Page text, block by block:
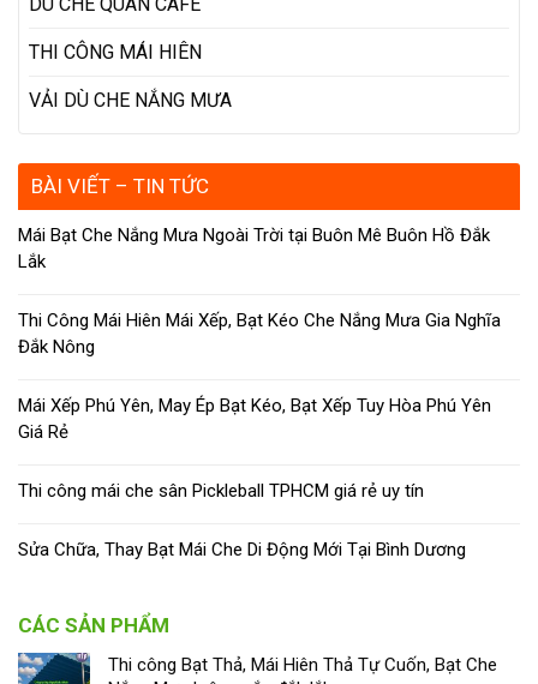
THI CÔNG MÁI HIÊN
VẢI DÙ CHE NẮNG MƯA
BÀI VIẾT – TIN TỨC
Mái Bạt Che Nắng Mưa Ngoài Trời tại Buôn Mê Buôn Hồ Đắk
Lắk
Thi Công Mái Hiên Mái Xếp, Bạt Kéo Che Nắng Mưa Gia Nghĩa
Đắk Nông
Mái Xếp Phú Yên, May Ép Bạt Kéo, Bạt Xếp Tuy Hòa Phú Yên
Giá Rẻ
Thi công mái che sân Pickleball TPHCM giá rẻ uy tín
Sửa Chữa, Thay Bạt Mái Che Di Động Mới Tại Bình Dương
CÁC SẢN PHẨM
Thi công Bạt Thả, Mái Hiên Thả Tự Cuốn, Bạt Che